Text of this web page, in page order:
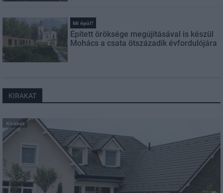
Mi épül?
Épített öröksége megújításával is készül
Mohács a csata ötszázadik évfordulójára
KIRAKAT
Kirakat